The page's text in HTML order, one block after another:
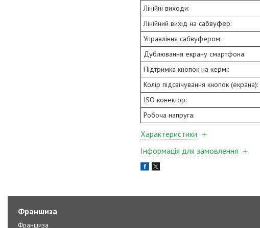
Лінійні виходи:
Лінійний вихід на сабвуфер:
Управління сабвуфером:
Дублювання екрану смартфона:
Підтримка кнопок на кермі:
Колір підсвічування кнопок (екрана):
ISO конектор:
Робоча напруга:
Характеристики
Інформація для замовлення
Франшиза
Франшиза